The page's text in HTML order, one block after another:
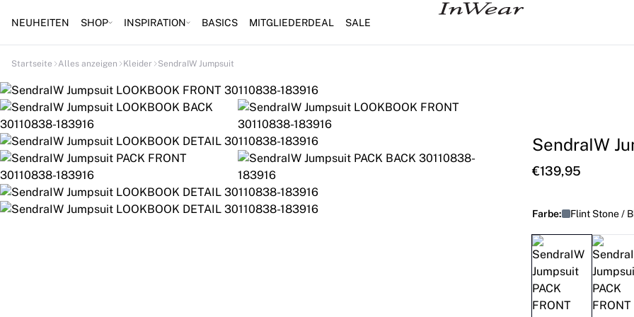
NEUHEITEN SHOP INSPIRATION BASICS MITGLIEDERDEAL SALE
Startseite Alles anzeigen Kleider SendraIW Jumpsuit
SendraIW
€139,95
Farbe: Flint Stone /